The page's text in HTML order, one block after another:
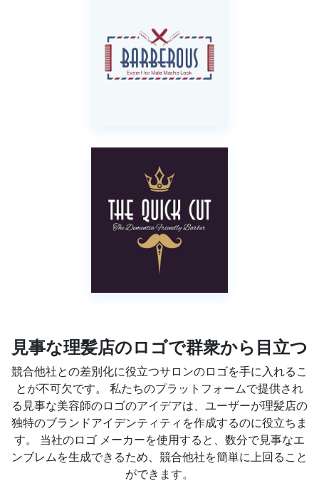
見事な理髪店のロゴで群衆から目立つ
競合他社との差別化に役立つサロンのロゴを手に入れるこ
とが不可欠です。 私たちのプラットフォームで提供され
る見事な美容師のロゴのアイデアは、ユーザーが理髪店の
独特のブランドアイデンティティを作成するのに役立ちま
す。 当社のロゴ メーカーを使用すると、数分で見事なエ
ンブレムを生成できるため、競合他社を簡単に上回ること
ができます。